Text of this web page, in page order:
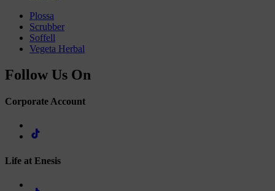
Plossa
Scrubber
Soffell
Vegeta Herbal
Follow Us On
Corporate Account
Life at Enesis